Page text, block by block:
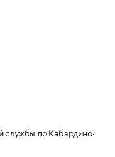
службы по Кабардино-